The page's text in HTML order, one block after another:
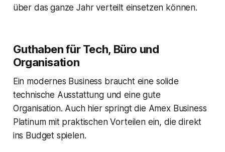
über das ganze Jahr verteilt einsetzen können.
Guthaben für Tech, Büro und
Organisation
Ein modernes Business braucht eine solide
technische Ausstattung und eine gute
Organisation. Auch hier springt die Amex Business
Platinum mit praktischen Vorteilen ein, die direkt
ins Budget spielen.